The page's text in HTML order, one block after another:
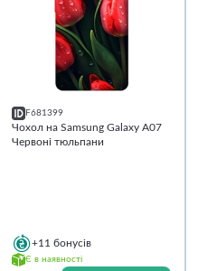
F681399
Чохол на Samsung Galaxy A07
Червоні тюльпани
+11 бонусів
Є в наявності